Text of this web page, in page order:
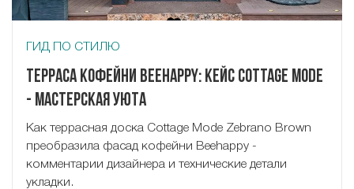
ГИД ПО СТИЛЮ
Терраса кофейни Beehappy: кейс Cottage Mode
- Мастерская Уюта
Как террасная доска Cottage Mode Zebrano Brown
преобразила фасад кофейни Beehappy -
комментарии дизайнера и технические детали
укладки.